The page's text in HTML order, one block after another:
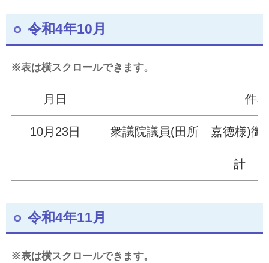
令和4年10月
※表は横スクロールできます。
月日 件名
10月23日 衆議院議員(田所 嘉
計
令和4年11月
※表は横スクロールできます。